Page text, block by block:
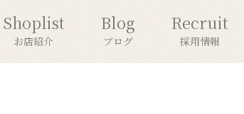
Shoplist
お店紹介
Blog
ブログ
Recruit
採用情報